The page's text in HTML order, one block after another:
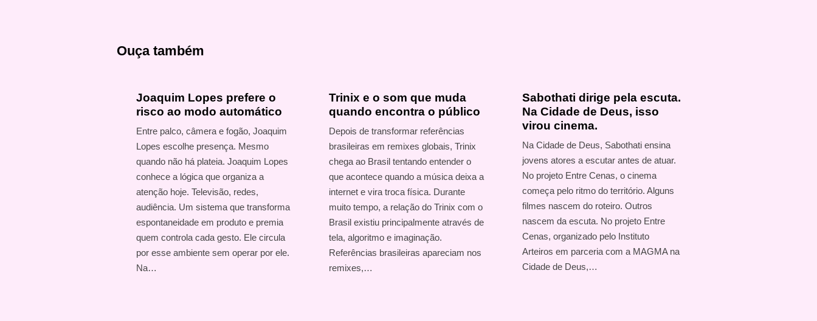
Ouça também
Joaquim Lopes prefere o
risco ao modo automático
Entre palco, câmera e fogão, Joaquim
Lopes escolhe presença. Mesmo
quando não há plateia. Joaquim Lopes
conhece a lógica que organiza a
atenção hoje. Televisão, redes,
audiência. Um sistema que transforma
espontaneidade em produto e premia
quem controla cada gesto. Ele circula
por esse ambiente sem operar por ele.
Na…
Trinix e o som que muda
quando encontra o público
Depois de transformar referências
brasileiras em remixes globais, Trinix
chega ao Brasil tentando entender o
que acontece quando a música deixa a
internet e vira troca física. Durante
muito tempo, a relação do Trinix com o
Brasil existiu principalmente através de
tela, algoritmo e imaginação.
Referências brasileiras apareciam nos
remixes,…
Sabothati dirige pela escuta.
Na Cidade de Deus, isso
virou cinema.
Na Cidade de Deus, Sabothati ensina
jovens atores a escutar antes de atuar.
No projeto Entre Cenas, o cinema
começa pelo ritmo do território. Alguns
filmes nascem do roteiro. Outros
nascem da escuta. No projeto Entre
Cenas, organizado pelo Instituto
Arteiros em parceria com a MAGMA na
Cidade de Deus,…